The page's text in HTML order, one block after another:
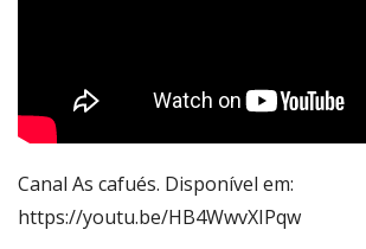
Canal As cafués. Disponível em:
https://youtu.be/HB4WwvXIPqw